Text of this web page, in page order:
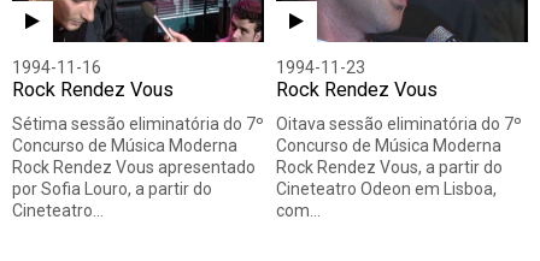
1994-11-16
Rock Rendez Vous
Sétima sessão eliminatória do 7º
Concurso de Música Moderna
Rock Rendez Vous apresentado
por Sofia Louro, a partir do
Cineteatro…
1994-11-23
Rock Rendez Vous
Oitava sessão eliminatória do 7º
Concurso de Música Moderna
Rock Rendez Vous, a partir do
Cineteatro Odeon em Lisboa,
com…